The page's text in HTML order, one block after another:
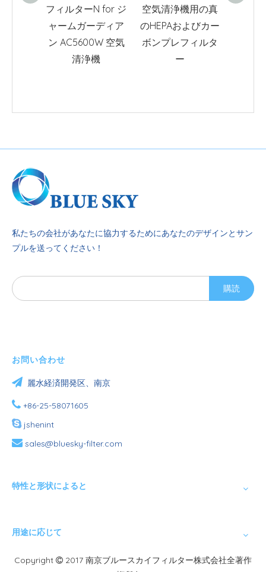
フィルターN for ジ
ャームガーディア
ン AC5600W 空気
清浄機
空気清浄機用の真
のHEPAおよびカー
ボンプレフィルタ
ー
私たちの会社があなたに協力するためにあなたのデザインとサン
プルを送ってください！
購読
お問い合わせ
 麗水経済開発区、南京
 +86-25-58071605
 jshenint
 sales@bluesky-filter.com
特性と形状によると
用途に応じて
Copyright  2017 南京ブルースカイフィルター株式会社全著作